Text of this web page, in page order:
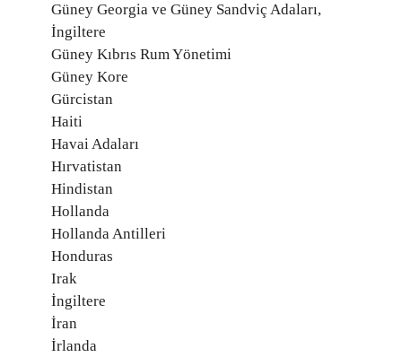
Güney Georgia ve Güney Sandviç Adaları,
İngiltere
Güney Kıbrıs Rum Yönetimi
Güney Kore
Gürcistan
Haiti
Havai Adaları
Hırvatistan
Hindistan
Hollanda
Hollanda Antilleri
Honduras
Irak
İngiltere
İran
İrlanda